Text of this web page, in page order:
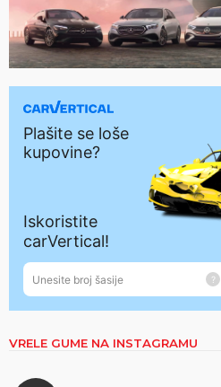
VRELE GUME NA INSTAGRAMU